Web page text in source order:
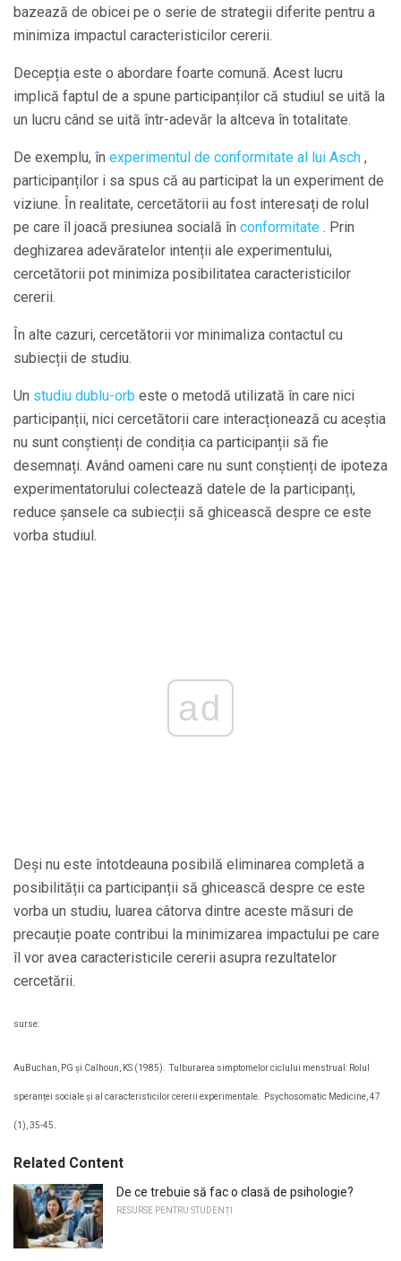
bazează de obicei pe o serie de strategii diferite pentru a
minimiza impactul caracteristicilor cererii.
Decepția este o abordare foarte comună. Acest lucru
implică faptul de a spune participanților că studiul se uită la
un lucru când se uită într-adevăr la altceva în totalitate.
De exemplu, în experimentul de conformitate al lui Asch ,
participanților i sa spus că au participat la un experiment de
viziune. În realitate, cercetătorii au fost interesați de rolul
pe care îl joacă presiunea socială în conformitate . Prin
deghizarea adevăratelor intenții ale experimentului,
cercetătorii pot minimiza posibilitatea caracteristicilor
cererii.
În alte cazuri, cercetătorii vor minimaliza contactul cu
subiecții de studiu.
Un studiu dublu-orb este o metodă utilizată în care nici
participanții, nici cercetătorii care interacționează cu aceștia
nu sunt conștienți de condiția ca participanții să fie
desemnați. Având oameni care nu sunt conștienți de ipoteza
experimentatorului colectează datele de la participanți,
reduce șansele ca subiecții să ghicească despre ce este
vorba studiul.
ad
Deși nu este întotdeauna posibilă eliminarea completă a
posibilității ca participanții să ghicească despre ce este
vorba un studiu, luarea câtorva dintre aceste măsuri de
precauție poate contribui la minimizarea impactului pe care
îl vor avea caracteristicile cererii asupra rezultatelor
cercetării.
surse:
AuBuchan, PG și Calhoun, KS (1985). Tulburarea simptomelor ciclului menstrual: Rolul
speranței sociale și al caracteristicilor cererii experimentale. Psychosomatic Medicine, 47
(1), 35-45.
Related Content
De ce trebuie să fac o clasă de psihologie?
RESURSE PENTRU STUDENȚI